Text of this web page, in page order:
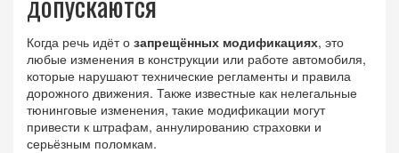
Когда речь идёт о запрещённых модификациях, это
любые изменения в конструкции или работе автомобиля,
которые нарушают технические регламенты и правила
дорожного движения. Также известные как нелегальные
тюнинговые изменения, такие модификации могут
привести к штрафам, аннулированию страховки и
серьёзным поломкам.